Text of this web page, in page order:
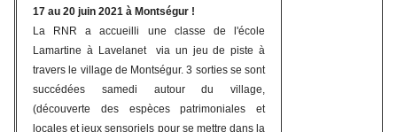
17 au 20 juin 2021 à Montségur !
La RNR a accueilli une classe de l'école
Lamartine à Lavelanet via un jeu de piste à
travers le village de Montségur. 3 sorties se sont
succédées samedi autour du village,
(découverte des espèces patrimoniales et
locales et jeux sensoriels pour se mettre dans la